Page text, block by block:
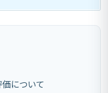
について